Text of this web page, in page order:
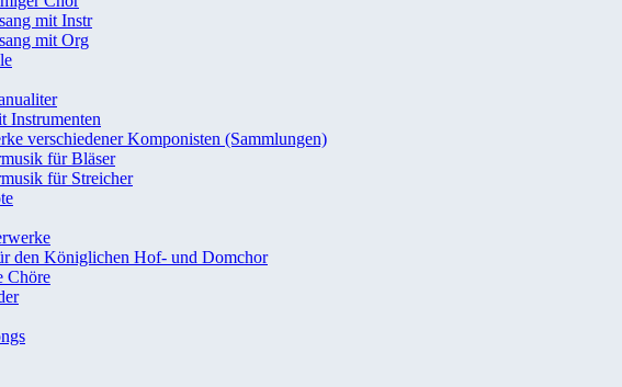
mit Instr
mit Org
Instrumenten
verschiedener Komponisten (Sammlungen)
für Bläser
für Streicher
den Königlichen Hof- und Domchor
Chöre